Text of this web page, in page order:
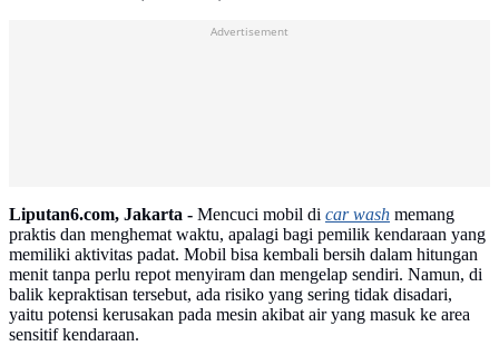
Advertisement
Liputan6.com, Jakarta - Mencuci mobil di car wash memang
praktis dan menghemat waktu, apalagi bagi pemilik kendaraan yang
memiliki aktivitas padat. Mobil bisa kembali bersih dalam hitungan
menit tanpa perlu repot menyiram dan mengelap sendiri. Namun, di
balik kepraktisan tersebut, ada risiko yang sering tidak disadari,
yaitu potensi kerusakan pada mesin akibat air yang masuk ke area
sensitif kendaraan.